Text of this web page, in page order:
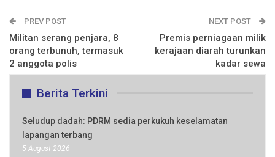
PREV POST
Militan serang penjara, 8
orang terbunuh, termasuk
2 anggota polis
NEXT POST
Premis perniagaan milik
kerajaan diarah turunkan
kadar sewa
Berita Terkini
Seludup dadah: PDRM sedia perkukuh keselamatan
lapangan terbang
5 August 2026